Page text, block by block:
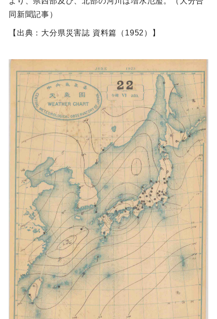
同新聞記事）
【出典：大分県災害誌 資料篇（1952）】